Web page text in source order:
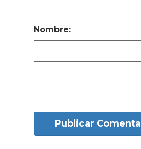
Nombre:
Publicar